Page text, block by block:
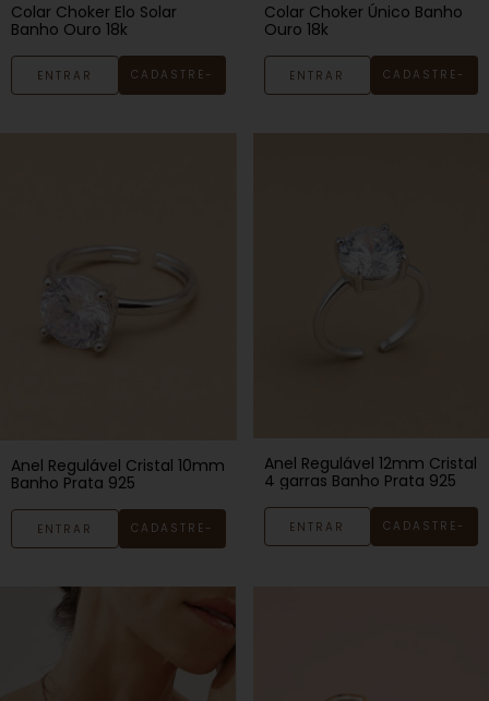
Colar Choker Elo Solar
Banho Ouro 18k
ENTRAR CADASTRE-
Colar Choker Único Banho
Ouro 18k
ENTRAR CADASTRE-
Anel Regulável Cristal 10mm
Banho Prata 925
ENTRAR CADASTRE-
Anel Regulável 12mm Cristal
4 garras Banho Prata 925
ENTRAR CADASTRE-